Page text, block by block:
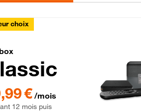
choix
Classic
€ par mois pendant 12 mois puis 42,99 €
€/mois
12 mois puis